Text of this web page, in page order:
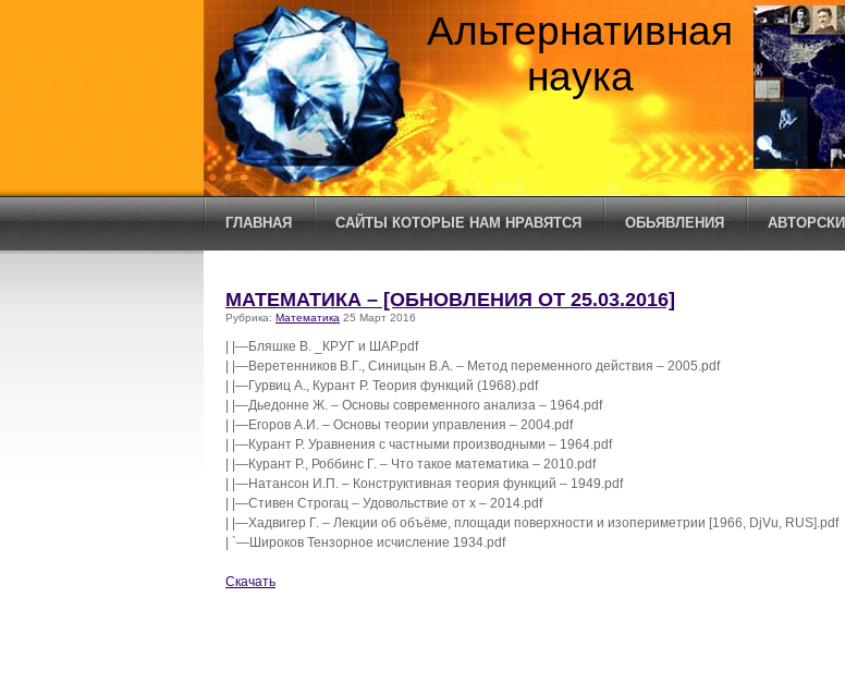
Альтернативная
наука
ГЛАВНАЯ САЙТЫ КОТОРЫЕ НАМ НРАВЯТСЯ ОБЬЯВЛЕНИЯ
МАТЕМАТИКА – [ОБНОВЛЕНИЯ ОТ 25.03.2016]
Рубрика: Математика 25 Март 2016
| |—Бляшке В. _КРУГ и ШАР.pdf
| |—Веретенников В.Г., Синицын В.А. – Метод переменного действия – 2005.pdf
| |—Гурвиц А., Курант Р. Теория функций (1968).pdf
| |—Дьедонне Ж. – Основы современного анализа – 1964.pdf
| |—Егоров А.И. – Основы теории управления – 2004.pdf
| |—Курант Р. Уравнения с частными производными – 1964.pdf
| |—Курант Р., Роббинс Г. – Что такое математика – 2010.pdf
| |—Натансон И.П. – Конструктивная теория функций – 1949.pdf
| |—Стивен Строгац – Удовольствие от x – 2014.pdf
| |—Хадвигер Г. – Лекции об объёме, площади поверхности и изопериметрии [1966, DjVu, RUS].pdf
| `—Широков Тензорное исчисление 1934.pdf
Скачать